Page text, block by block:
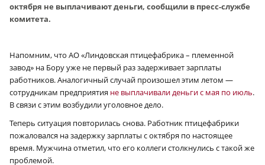
октября не выплачивают деньги, сообщили в пресс-службе
комитета.
Напомним, что АО «Линдовская птицефабрика – племенной
завод» на Бору уже не первый раз задерживает зарплаты
работников. Аналогичный случай произошел этим летом —
сотрудникам предприятия не выплачивали деньги с мая по июль.
В связи с этим возбудили уголовное дело.
Теперь ситуация повторилась снова. Работник птицефабрики
пожаловался на задержку зарплаты с октября по настоящее
время. Мужчина отметил, что его коллеги столкнулись с такой же
проблемой.